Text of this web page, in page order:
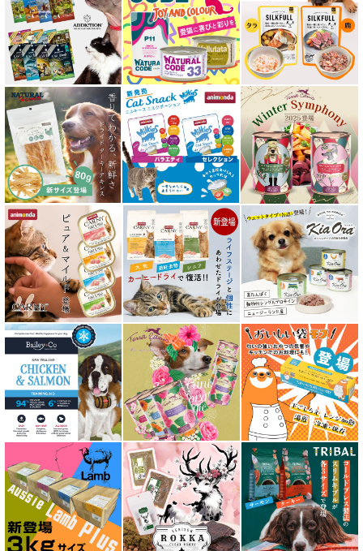
エアドライ キャットフード
フリーズドライ キャットフード
おやつ全アイテム
素材そのまま
アイファクトリーおやつ
アタスキャット Aatas Cat
アディクション Addiction
アニモンダ ANIMONDA
アマノヴァ Amanova
アルモネイチャー almo nature
アンブロシア AMBROSIA
アートゥー AATU
アーテミス ARTEMIS
イティ iti